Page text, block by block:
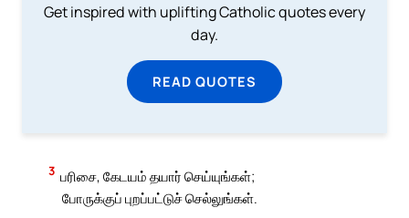
Get inspired with uplifting Catholic quotes every
day.
READ QUOTES
3 பரிசை, கேடயம் தயார் செய்யுங்கள்;
போருக்குப் புறப்பட்டுச் செல்லுங்கள்.